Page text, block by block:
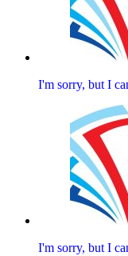
I'm sorry, but I
I'm sorry, but I